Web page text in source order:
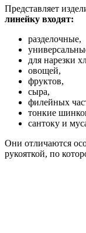
Представляет
линейку входят:
разделочные,
для нарезки
овощей,
фруктов,
сыра,
филейных
тонкие
сантоку и
Они отличаются
рукояткой, по